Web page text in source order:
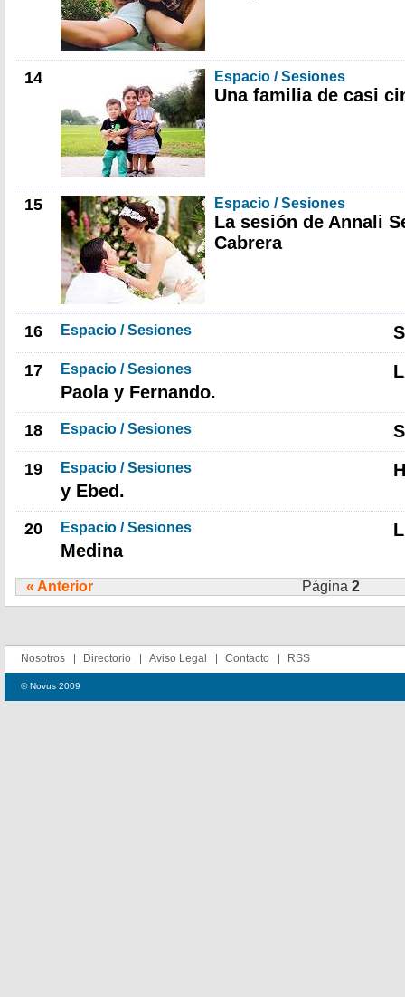
14 Espacio / Sesiones
Una familia de casi
15 Espacio / Sesiones
La sesión de Annali
Cabrera
16 Espacio / Sesiones
17 Espacio / Sesiones
Paola y Fernando.
18 Espacio / Sesiones
19 Espacio / Sesiones
y Ebed.
20 Espacio / Sesiones
Medina
« Anterior Página2
Nosotros Directorio Aviso Legal Contacto RSS
© Novus 2009